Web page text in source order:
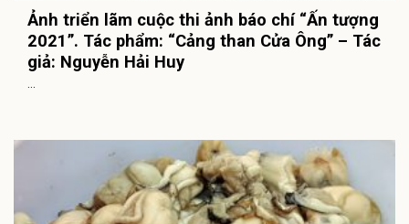
Ảnh triển lãm cuộc thi ảnh báo chí “Ấn tượng
2021”. Tác phẩm: “Cảng than Cửa Ông” – Tác
giả: Nguyễn Hải Huy
...